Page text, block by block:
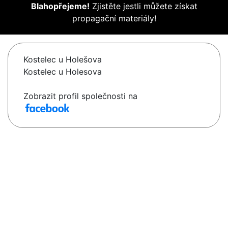
Blahopřejeme! Zjistěte jestli můžete získat
propagační materiály!
Kostelec u Holešova
Kostelec u Holesova
Zobrazit profil společnosti na